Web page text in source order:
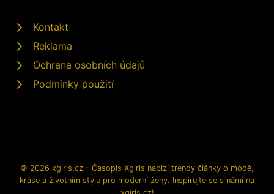
Kontakt
Reklama
Ochrana osobních údajů
Podmínky použití
© 2026 xgirls.cz - Časopis Xgirls nabízí trendy články o módě,
kráse a životním stylu pro moderní ženy. Inspirujte se s námi na